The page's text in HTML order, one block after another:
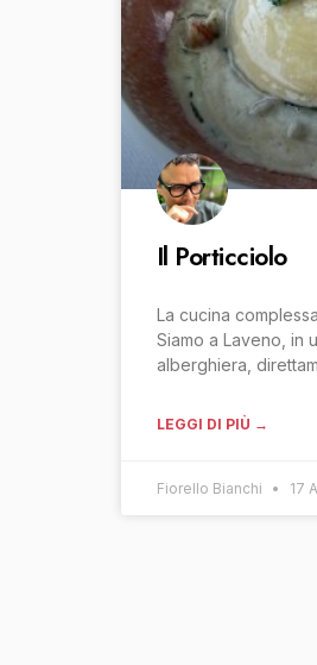
Il Porticciolo
La cucina
Siamo a Laveno, in
alberghiera,
LEGGI DI PIÙ →
Fiorello Bianchi 17